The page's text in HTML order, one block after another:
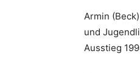
Armin
und
Ausstieg